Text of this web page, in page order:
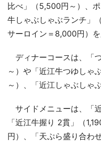
比べ」（5,500円～）、
牛しゃぶしゃぶランチ」
サーロイン＝8,000円）を
ディナーコースは、「
～）や「近江牛つゆしゃ
～）、「近江しゃぶしゃ
サイドメニューは、「
「近江牛握り 2貫」（
円）、「天ぷら盛り合わ